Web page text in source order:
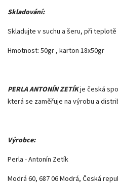
Skladování:
Skladujte v suchu a šeru, při teplotě
Hmotnost: 50gr , karton 18x50gr
PERLA ANTONÍN ZETÍKje česká
která se zaměřuje na výrobu a
Výrobce:
Perla - Antonín Zetík
Modrá 60, 687 06 Modrá, Česká